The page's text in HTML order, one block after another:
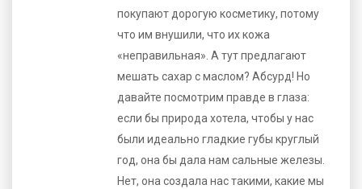
покупают дорогую косметику, потому
что им внушили, что их кожа
«неправильная». А тут предлагают
мешать сахар с маслом? Абсурд! Но
давайте посмотрим правде в глаза:
если бы природа хотела, чтобы у нас
были идеально гладкие губы круглый
год, она бы дала нам сальные железы.
Нет, она создала нас такими, какие мы